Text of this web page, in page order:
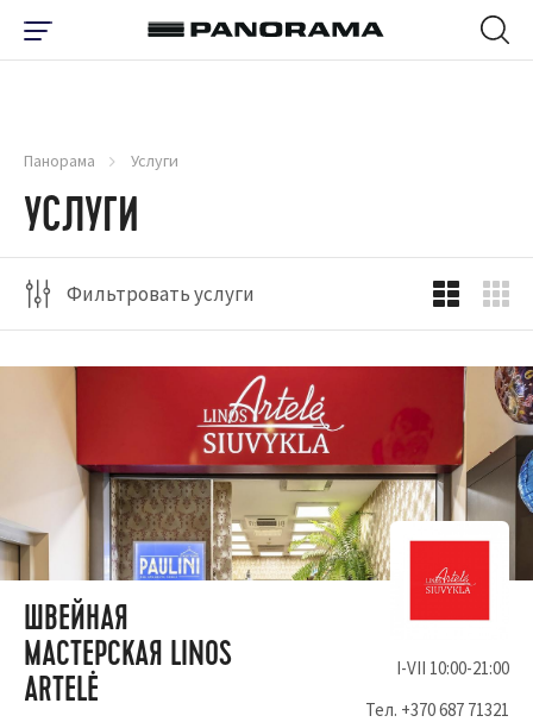
Панорама Услуги
УСЛУГИ
Фильтровать услуги
ШВЕЙНАЯ
МАСТЕРСКАЯ LINOS
ARTELĖ
I-VII 10:00-21:00
Тел. +370 687 71321